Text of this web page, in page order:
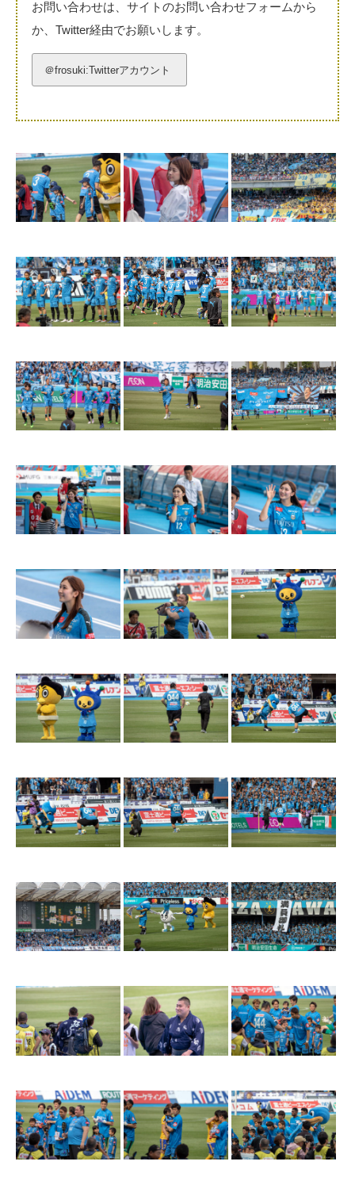
お問い合わせは、サイトのお問い合わせフォームから
か、Twitter経由でお願いします。
＠frosuki:Twitterアカウント